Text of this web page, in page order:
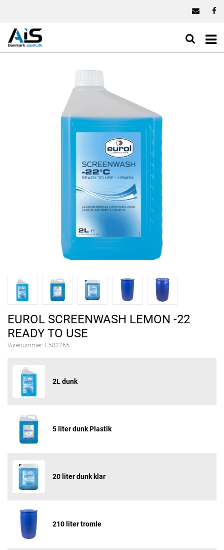
EUROL SCREENWASH LEMON -22
READY TO USE
Varenummer: E502265
2L dunk
5 liter dunk Plastik
20 liter dunk klar
210 liter tromle